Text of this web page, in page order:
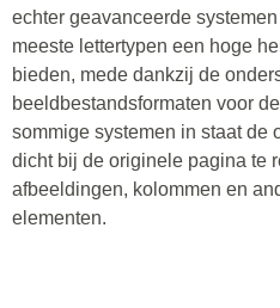
echter geavanceerde
meeste lettertypen een hoge
bieden, mede dankzij de
beeldbestandsformaten voor
sommige systemen in staat de
dicht bij de originele pagina te
afbeeldingen, kolommen en
elementen.